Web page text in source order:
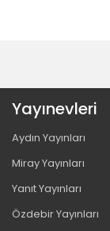
Yayınevleri
Aydın Yayınları
Miray Yayınları
Yanıt Yayınları
Özdebir Yayınları